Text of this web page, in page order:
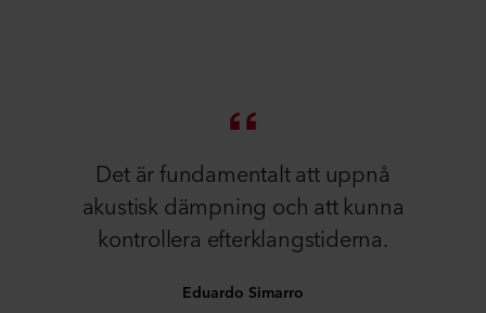
Det är fundamentalt att uppnå
akustisk dämpning och att kunna
kontrollera efterklangstiderna.
Eduardo Simarro